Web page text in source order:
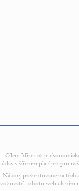
Cílem Mises.cz je
s šířením platí jen pro
Názory prezentované na
tohoto webu k nim